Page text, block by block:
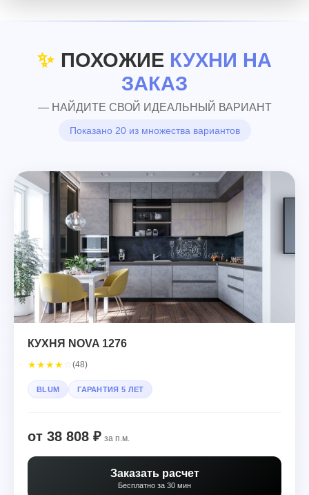
✨ ПОХОЖИЕ КУХНИ НА
ЗАКАЗ
— НАЙДИТЕ СВОЙ ИДЕАЛЬНЫЙ ВАРИАНТ
Показано 20 из множества вариантов
КУХНЯ NOVA 1276
★★★★ (48)
BLUM ГАРАНТИЯ 5 ЛЕТ
от 38 808 ₽ за п.м.
Заказать расчет
Бесплатно за 30 мин